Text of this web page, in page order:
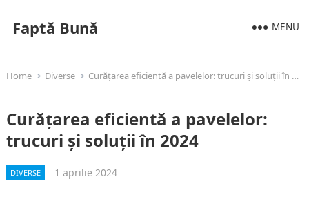
Faptă Bună MENU
Home Diverse Curățarea eficientă a pavelelor: trucuri și soluții în 2024
Curățarea eficientă a pavelelor:
trucuri și soluții în 2024
DIVERSE 1 aprilie 2024